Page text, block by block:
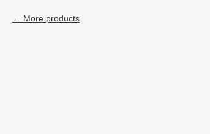
More products